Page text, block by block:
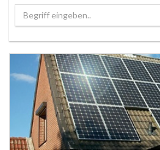
Begriff eingeben..